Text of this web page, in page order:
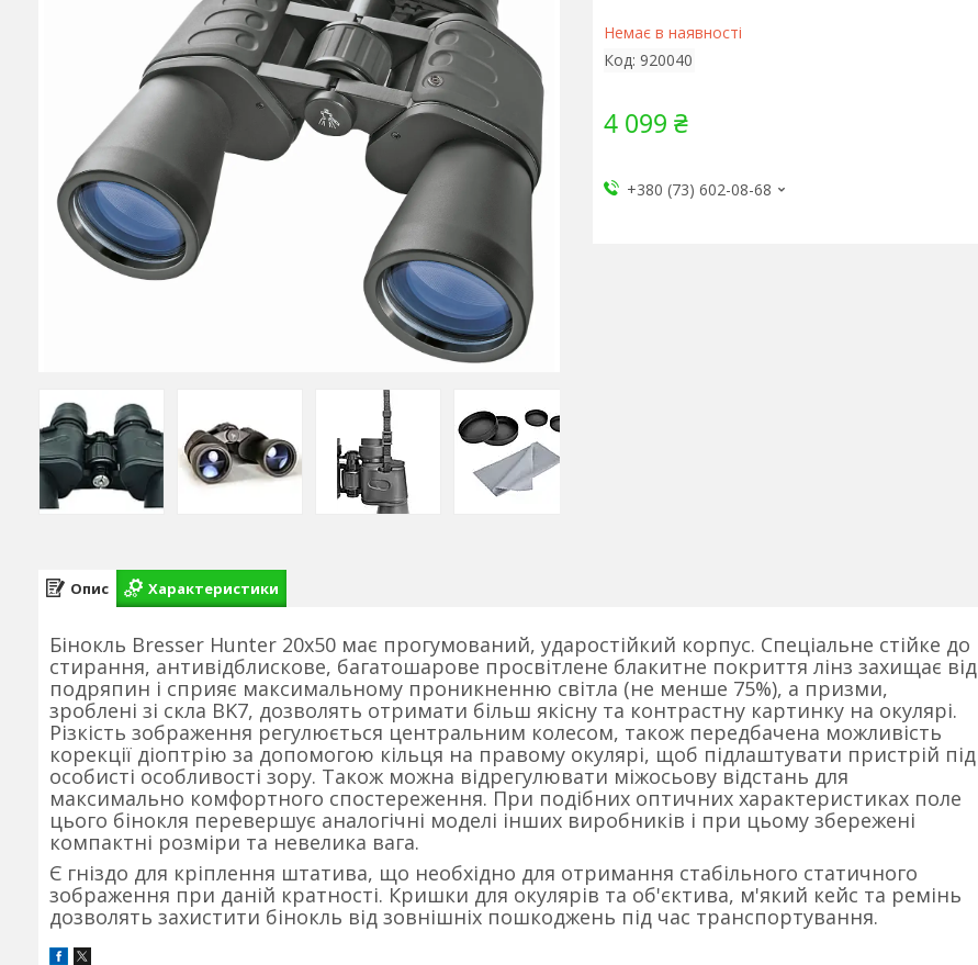
Немає в наявності
Код: 920040
4 099 ₴
+380 (73) 602-08-68
Опис Характеристики
Бінокль Bresser Hunter 20x50 має прогумований, ударостійкий корпус. Спеціальне стійке до
стирання, антивідблискове, багатошарове просвітлене блакитне покриття лінз захищає від
подряпин і сприяє максимальному проникненню світла (не менше 75%), а призми,
зроблені зі скла BK7, дозволять отримати більш якісну та контрастну картинку на окулярі.
Різкість зображення регулюється центральним колесом, також передбачена можливість
корекції діоптрію за допомогою кільця на правому окулярі, щоб підлаштувати пристрій під
особисті особливості зору. Також можна відрегулювати міжосьову відстань для
максимально комфортного спостереження. При подібних оптичних характеристиках поле
цього бінокля перевершує аналогічні моделі інших виробників і при цьому збережені
компактні розміри та невелика вага.
Є гніздо для кріплення штатива, що необхідно для отримання стабільного статичного
зображення при даній кратності. Кришки для окулярів та об'єктива, м'який кейс та ремінь
дозволять захистити бінокль від зовнішніх пошкоджень під час транспортування.